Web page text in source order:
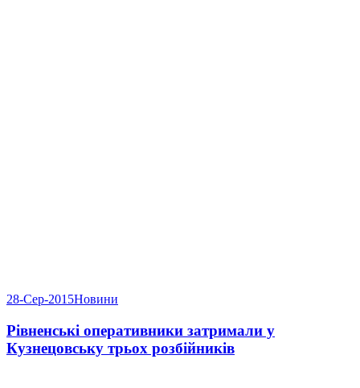
28-Сер-2015Новини
Рівненські оперативники затримали у
Кузнецовську трьох розбійників